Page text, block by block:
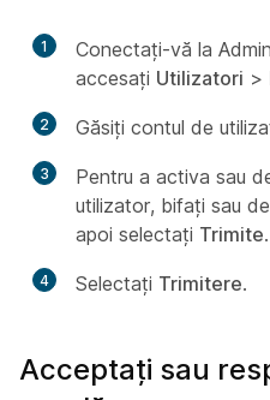
1
Conectați-vă la
accesați Utilizatori >
2 Găsiți contul de
3
Pentru a activa sau
utilizator, bifați sau
apoi selectați Trimite.
4 Selectați Trimitere.
Acceptați sau